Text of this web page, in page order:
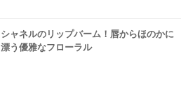
シャネルのリップバーム！唇からほのかに
漂う優雅なフローラル